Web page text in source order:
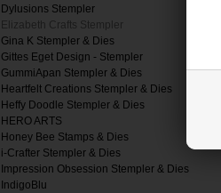
Dylusions Stempler
Elizabeth Crafts Stempler
Gina K Stempler & Dies
Gittes Eget Design - Stempler
GummiApan Stempler & Dies
Heartfelt Creations Stempler & Dies
Heffy Doodle Stempler & Dies
HERO ARTS
Honey Bee Stamps & Dies
i-Crafter Stempler & Dies
Impression Obsession Stempler & Dies
IndigoBlu